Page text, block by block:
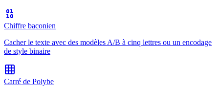
Chiffre baconien
Cacher le texte avec des modèles A/B à cinq lettres ou un encodage
de style binaire
Carré de Polybe